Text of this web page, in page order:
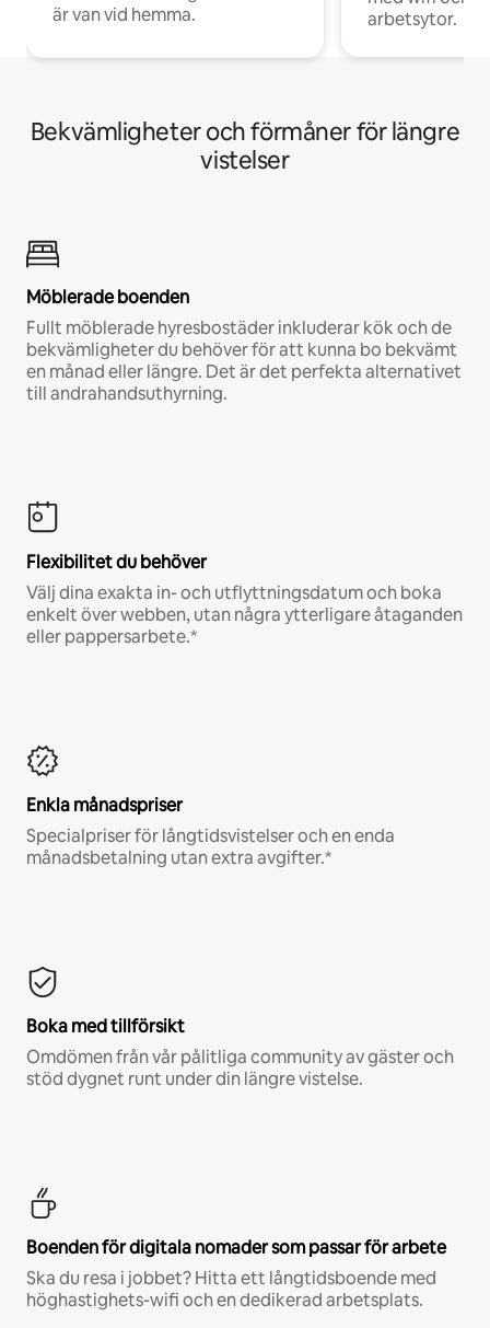
är van vid hemma.
arbetsytor.
Bekvämligheter och förmåner för längre
vistelser
Möblerade boenden
Fullt möblerade hyresbostäder inkluderar kök och de
bekvämligheter du behöver för att kunna bo bekvämt
en månad eller längre. Det är det perfekta alternativet
till andrahandsuthyrning.
Flexibilitet du behöver
Välj dina exakta in- och utflyttningsdatum och boka
enkelt över webben, utan några ytterligare åtaganden
eller pappersarbete.*
Enkla månadspriser
Specialpriser för långtidsvistelser och en enda
månadsbetalning utan extra avgifter.*
Boka med tillförsikt
Omdömen från vår pålitliga community av gäster och
stöd dygnet runt under din längre vistelse.
Boenden för digitala nomader som passar för arbete
Ska du resa i jobbet? Hitta ett långtidsboende med
höghastighets-wifi och en dedikerad arbetsplats.